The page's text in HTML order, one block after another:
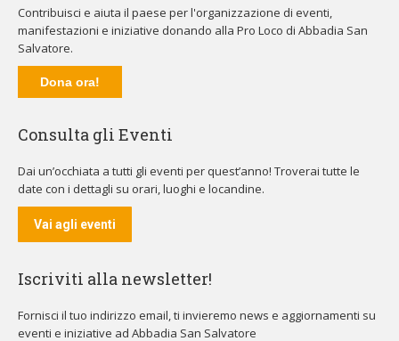
Contribuisci e aiuta il paese per l'organizzazione di eventi,
manifestazioni e iniziative donando alla Pro Loco di Abbadia San
Salvatore.
Dona ora!
Consulta gli Eventi
Dai un’occhiata a tutti gli eventi per quest’anno! Troverai tutte le
date con i dettagli su orari, luoghi e locandine.
Vai agli eventi
Iscriviti alla newsletter!
Fornisci il tuo indirizzo email, ti invieremo news e aggiornamenti su
eventi e iniziative ad Abbadia San Salvatore